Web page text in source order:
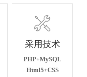

采用技术
PHP+MySQL
Html5+CSS